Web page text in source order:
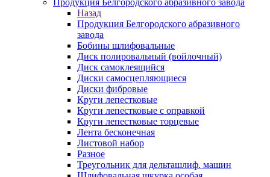
Продукция Белгородского абразивного завода
Назад
Продукция Белгородского абразивного
завода
Бобины шлифовальные
Диск полировальный (войлочный)
Диск самоклеящийся
Диски самосцепляющиеся
Диски фибровые
Круги лепестковые
Круги лепестковые с оправкой
Круги лепестковые торцевые
Лента бесконечная
Листовой набор
Разное
Треугольник для дельташлиф. машин